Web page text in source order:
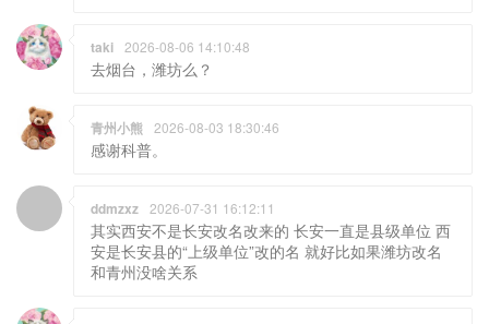
taki 2026-08-06 14:10:48
去烟台，潍坊么？
青州小熊 2026-08-03 18:30:46
感谢科普。
ddmzxz 2026-07-31 16:12:11
其实西安不是长安改名改来的 长安一直是县级单位 西
安是长安县的“上级单位”改的名 就好比如果潍坊改名
和青州没啥关系